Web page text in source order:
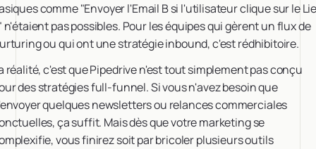
comme "Envoyer l'Email B si l'utilisateur clique sur le
n'étaient pas possibles. Pour les équipes qui gèrent un flux de
ou qui ont une stratégie inbound, c'est rédhibitoire.
réalité, c'est que Pipedrive n'est tout simplement pas conçu
des stratégies full-funnel. Si vous n'avez besoin que
quelques newsletters ou relances commerciales
ça suffit. Mais dès que votre marketing se
vous finirez soit par bricoler plusieurs outils